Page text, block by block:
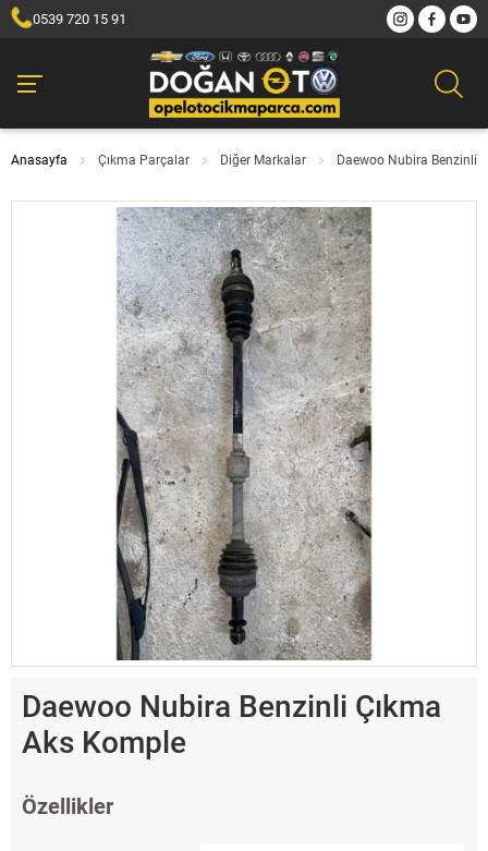
0539 720 15 91
Anasayfa Çıkma Parçalar Diğer Markalar Daewoo Nubira Benzinli
Daewoo Nubira Benzinli Çıkma
Aks Komple
Özellikler